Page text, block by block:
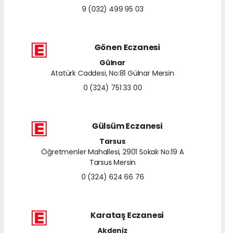
9 (032) 499 95 03
Gönen Eczanesi
Gülnar
Atatürk Caddesi, No:81 Gülnar Mersin
0 (324) 751 33 00
Gülsüm Eczanesi
Tarsus
Öğretmenler Mahallesi, 2901 Sokak No:19 A
Tarsus Mersin
0 (324) 624 66 76
Karataş Eczanesi
Akdeniz